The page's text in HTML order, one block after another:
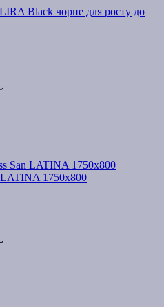
Black чорне для росту до
1750х800